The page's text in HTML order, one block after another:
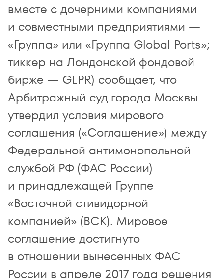
вместе с дочерними компаниями
и совместными предприятиями —
«Группа» или «Группа Global Ports»;
тиккер на Лондонской фондовой
бирже — GLPR) сообщает, что
Арбитражный суд города Москвы
утвердил условия мирового
соглашения («Соглашение») между
Федеральной антимонопольной
службой РФ (ФАС России)
и принадлежащей Группе
«Восточной стивидорной
компанией» (ВСК). Мировое
соглашение достигнуто
в отношении вынесенных ФАС
России в апреле 2017 года решения